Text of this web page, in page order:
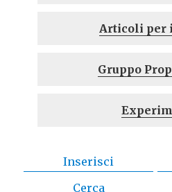
Articoli per
Gruppo
Inserisci
Cerca